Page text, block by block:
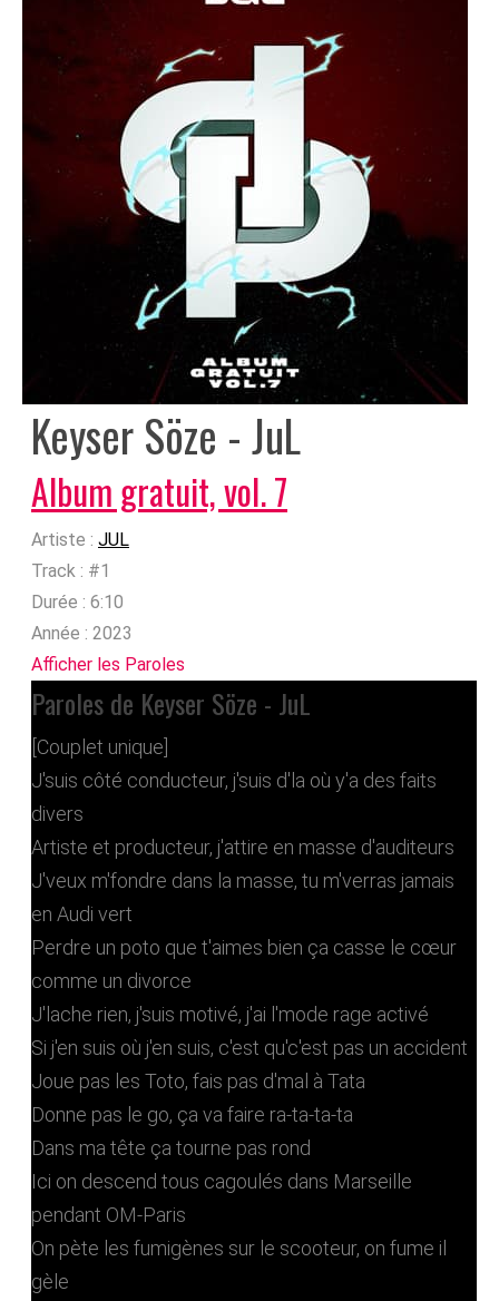
Keyser Söze - JuL
Album gratuit, vol. 7
Artiste : JUL
Track : #1
Durée : 6:10
Année : 2023
Afficher les Paroles
Paroles de Keyser Söze - JuL
[Couplet unique]
J'suis côté conducteur, j'suis d'la où y'a des faits
divers
Artiste et producteur, j'attire en masse d'auditeurs
J'veux m'fondre dans la masse, tu m'verras jamais
en Audi vert
Perdre un poto que t'aimes bien ça casse le cœur
comme un divorce
J'lache rien, j'suis motivé, j'ai l'mode rage activé
Si j'en suis où j'en suis, c'est qu'c'est pas un accident
Joue pas les Toto, fais pas d'mal à Tata
Donne pas le go, ça va faire ra-ta-ta-ta
Dans ma tête ça tourne pas rond
Ici on descеnd tous cagoulés dans Marseille
pendant OM-Paris
On pètе les fumigènes sur le scooteur, on fume il
gèle